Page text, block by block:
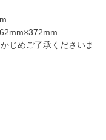
じめご了承くださいま